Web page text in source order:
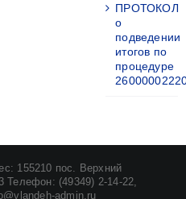
ПРОТОКОЛ
о
подведении
итогов по
процедуре
155210 пос. Верхний
(49349) 2-14-22,
admin.ru